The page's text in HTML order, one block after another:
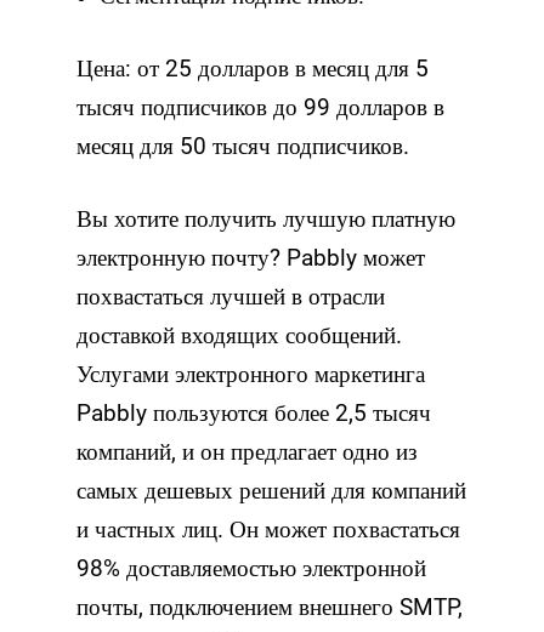
Цена: от 25 долларов в месяц для 5
тысяч подписчиков до 99 долларов в
месяц для 50 тысяч подписчиков.
Вы хотите получить лучшую платную
электронную почту? Pabbly может
похвастаться лучшей в отрасли
доставкой входящих сообщений.
Услугами электронного маркетинга
Pabbly пользуются более 2,5 тысяч
компаний, и он предлагает одно из
самых дешевых решений для компаний
и частных лиц. Он может похвастаться
98% доставляемостью электронной
почты, подключением внешнего SMTP,